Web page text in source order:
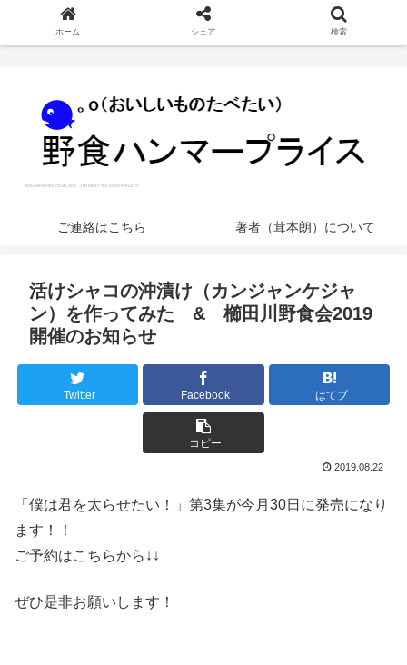
ご連絡はこちら 著者（茸本朗）について
活けシャコの沖漬け（カンジャンケジャ
ン）を作ってみた & 櫛田川野食会2019
開催のお知らせ
Twitter Facebook はてブ
コピー
2019.08.22
「僕は君を太らせたい！」第3集が今月30日に発売になり
ます！！
ご予約はこちらから↓↓
ぜひ是非お願いします！
ホーム シェア 検索